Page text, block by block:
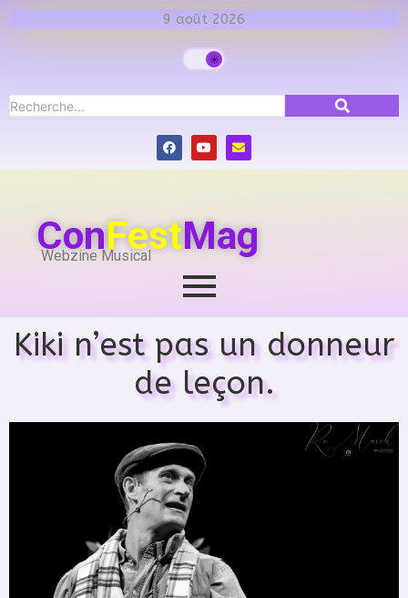
9 août 2026
ConFestMag
Webzine Musical
Kiki n’est pas un donneur
de leçon.